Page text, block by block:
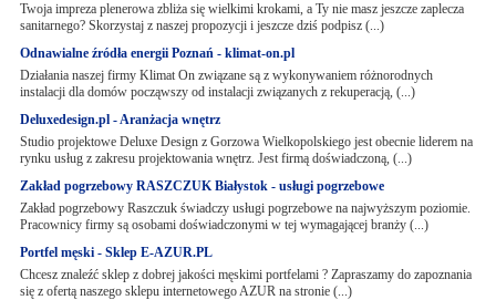
Twoja impreza plenerowa zbliża się wielkimi krokami, a Ty nie masz jeszcze zaplecza
sanitarnego? Skorzystaj z naszej propozycji i jeszcze dziś podpisz (...)
Odnawialne źródła energii Poznań - klimat-on.pl
Działania naszej firmy Klimat On związane są z wykonywaniem różnorodnych
instalacji dla domów począwszy od instalacji związanych z rekuperacją, (...)
Deluxedesign.pl - Aranżacja wnętrz
Studio projektowe Deluxe Design z Gorzowa Wielkopolskiego jest obecnie liderem na
rynku usług z zakresu projektowania wnętrz. Jest firmą doświadczoną, (...)
Zakład pogrzebowy RASZCZUK Białystok - usługi pogrzebowe
Zakład pogrzebowy Raszczuk świadczy usługi pogrzebowe na najwyższym poziomie.
Pracownicy firmy są osobami doświadczonymi w tej wymagającej branży (...)
Portfel męski - Sklep E-AZUR.PL
Chcesz znaleźć sklep z dobrej jakości męskimi portfelami ? Zapraszamy do zapoznania
się z ofertą naszego sklepu internetowego AZUR na stronie (...)